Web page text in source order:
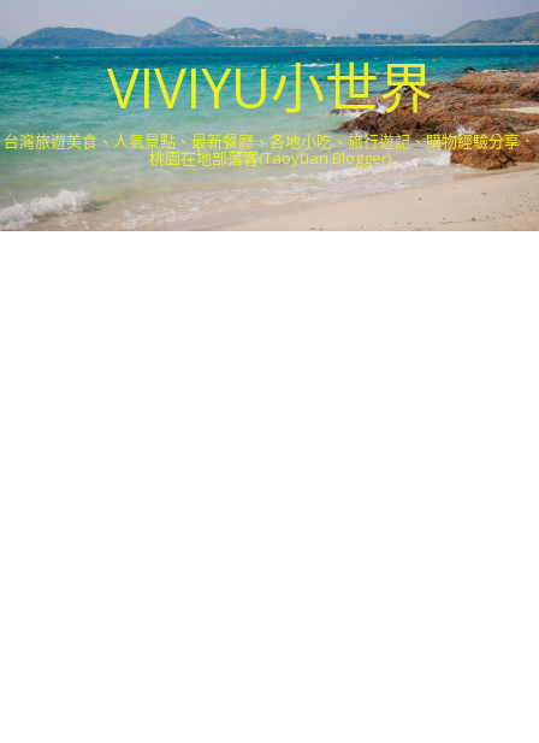
VIVIYU小世界
台灣旅遊美食、人氣景點、最新餐廳、各地小吃、旅行遊記、購物經驗分享．
桃園在地部落客(Taoyuan Blogger)